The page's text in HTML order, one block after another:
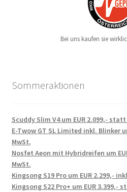
Bei uns kaufen sie
Sommeraktionen
Scuddy Slim V4 um EUR 2.099,-
E-Twow GT SL Limited inkl. Blinker
MwSt.
Nosfet Aeon mit Hybridreifen um
MwSt.
Kingsong S19 Pro um EUR 2.299,-
Kingsong S22 Pro+ um EUR 3.399,-